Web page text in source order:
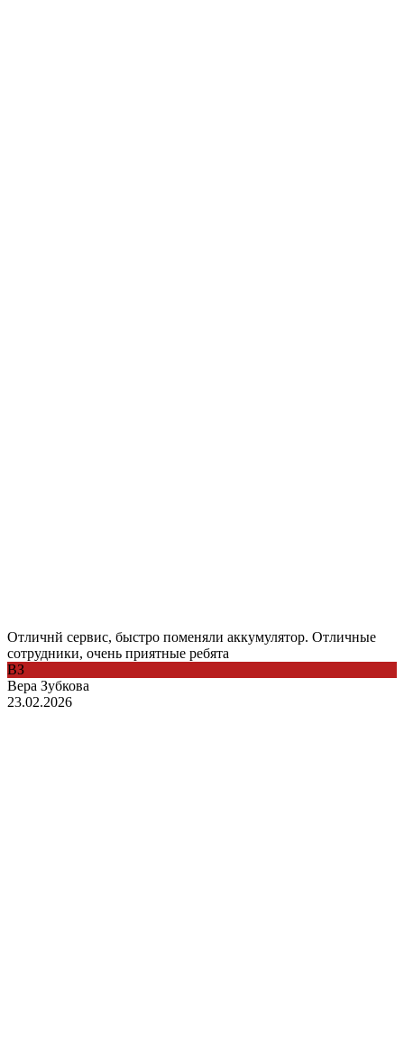
Отличнй сервис, быстро поменяли аккумулятор. Отличные
сотрудники, очень приятные ребята
ВЗ
Вера Зубкова
23.02.2026